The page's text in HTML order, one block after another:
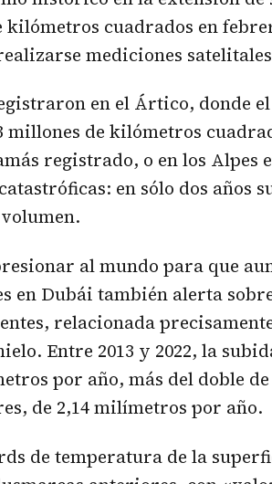
kilómetros cuadrados en
mediciones satelitales
en el Ártico, donde
millones de kilómetros
registrado, o en los Alpes
en sólo dos años
al mundo para que
en Dubái también alerta
relacionada
Entre 2013 y 2022, la
por año, más del doble de
de 2,14 milímetros por año.
de temperatura de la